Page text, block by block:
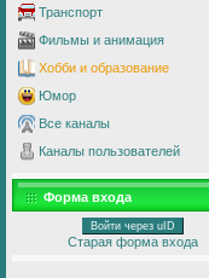
Транспорт
Фильмы и анимация
Хобби и образование
Юмор
Все каналы
Каналы пользователей
Форма входа
Войти через uID
Старая форма входа